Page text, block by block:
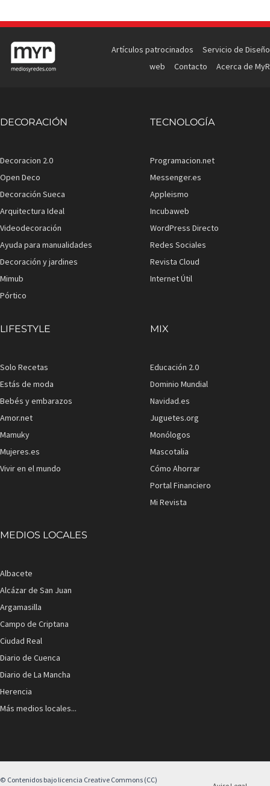
Artículos patrocinados
Servicio de Diseño
web
Contacto Acerca de MyR
DECORACIÓN
Decoracion 2.0
Open Deco
Decoración Sueca
Arquitectura Ideal
Videodecoración
Ayuda para manualidades
Decoración y jardines
Mimub
Pórtico
TECNOLOGÍA
Programacion.net
Messenger.es
Appleismo
Incubaweb
WordPress Directo
Redes Sociales
Revista Cloud
Internet Útil
LIFESTYLE
Solo Recetas
Estás de moda
Bebés y embarazos
Amor.net
Mamuky
Mujeres.es
Vivir en el mundo
MIX
Educación 2.0
Dominio Mundial
Navidad.es
Juguetes.org
Monólogos
Mascotalia
Cómo Ahorrar
Portal Financiero
Mi Revista
MEDIOS LOCALES
Albacete
Alcázar de San Juan
Argamasilla
Campo de Criptana
Ciudad Real
Diario de Cuenca
Diario de La Mancha
Herencia
Más medios locales...
© Contenidos bajo licencia Creative Commons (CC)